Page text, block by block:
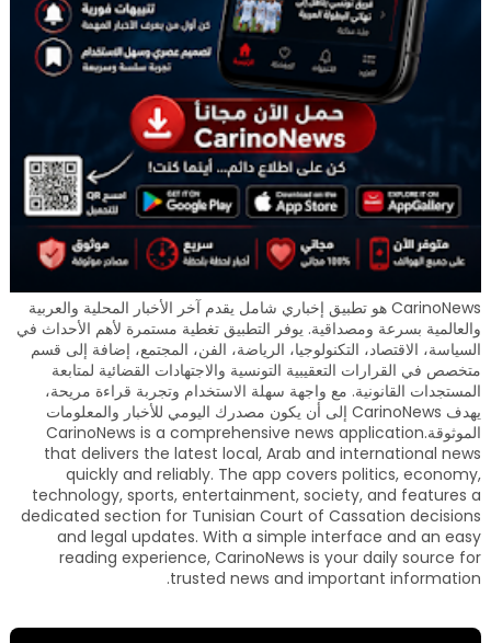
CarinoNews هو تطبيق إخباري شامل يقدم آخر الأخبار المحلية والعربية
والعالمية بسرعة ومصداقية. يوفر التطبيق تغطية مستمرة لأهم الأحداث في
السياسة، الاقتصاد، التكنولوجيا، الرياضة، الفن، المجتمع، إضافة إلى قسم
متخصص في القرارات التعقيبية التونسية والاجتهادات القضائية لمتابعة
المستجدات القانونية. مع واجهة سهلة الاستخدام وتجربة قراءة مريحة،
يهدف CarinoNews إلى أن يكون مصدرك اليومي للأخبار والمعلومات
الموثوقة.CarinoNews is a comprehensive news application
that delivers the latest local, Arab and international news
quickly and reliably. The app covers politics, economy,
technology, sports, entertainment, society, and features a
dedicated section for Tunisian Court of Cassation decisions
and legal updates. With a simple interface and an easy
reading experience, CarinoNews is your daily source for
trusted news and important information.